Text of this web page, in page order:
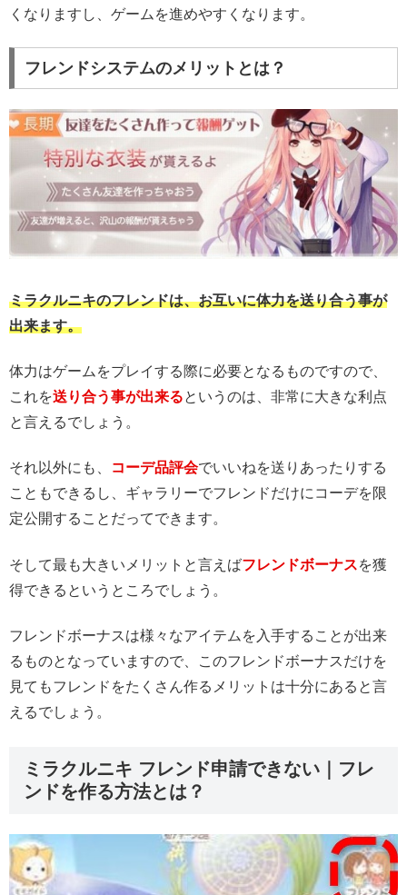
くなりますし、ゲームを進めやすくなります。
フレンドシステムのメリットとは？
ミラクルニキのフレンドは、お互いに体力を送り合う事が
出来ます。
体力はゲームをプレイする際に必要となるものですので、
これを送り合う事が出来るというのは、非常に大きな利点
と言えるでしょう。
それ以外にも、 コーデ品評会でいいねを送りあったりする
こともできるし、ギャラリーでフレンドだけにコーデを限
定公開することだってできます。
そして最も大きいメリットと言えばフレンドボーナスを獲
得できるというところでしょう。
フレンドボーナスは様々なアイテムを入手することが出来
るものとなっていますので、このフレンドボーナスだけを
見てもフレンドをたくさん作るメリットは十分にあると言
えるでしょう。
ミラクルニキ フレンド申請できない｜フレ
ンドを作る方法とは？